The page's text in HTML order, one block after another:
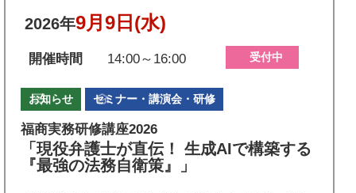
2026年9月9日 (水)
開催時間 14:00～16:00 受付中
お知らせ セミナー・講演会・研修
福商実務研修講座2026
「現役弁護士が直伝！ 生成AIで構築する
『最強の法務自衛策』」